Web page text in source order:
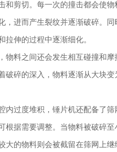
和剪切。每一次的撞击都会使物
，进而产生裂纹并逐渐破碎。
拉伸的过程中逐渐细化。
料之间还会发生相互碰撞和摩
破碎的深入，物料逐渐从大块变
过度堆积，锤片机还配备了筛
根据需要调整。当物料被破碎至
大的物料则会被截留在筛网上继